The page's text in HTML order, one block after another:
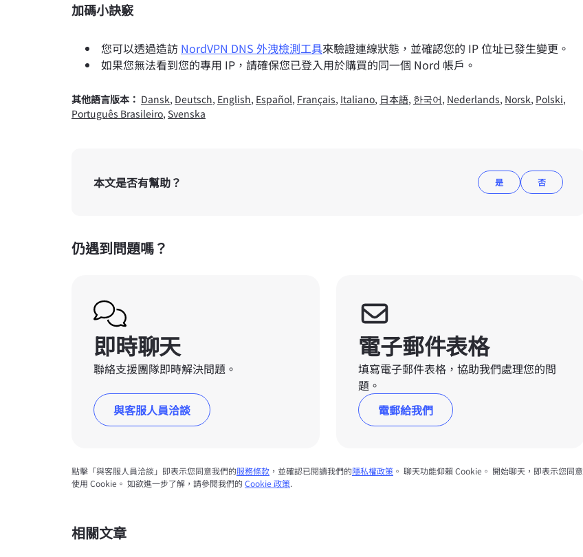
加碼小訣竅
您可以透過造訪 NordVPN DNS 外洩檢測工具來驗證連線狀態，並確認您的 IP 位址已發生變更。
如果您無法看到您的專用 IP，請確保您已登入用於購買的同一個 Nord 帳戶。
其他語言版本： Dansk, Deutsch, English, Español, Français, Italiano, 日本語, 한국어, Nederlands, Norsk, Polski,
Português Brasileiro, Svenska
本文是否有幫助？ 是 否
仍遇到問題嗎？
即時聊天
聯絡支援團隊即時解決問題。
與客服人員洽談
電子郵件表格
填寫電子郵件表格，協助我們處理您的問
題。
電郵給我們
點擊「與客服人員洽談」即表示您同意我們的服務條款 ，並確認已閱讀我們的隱私權政策 。 聊天功能仰賴 Cookie。 開始聊天，即表示您同意
使用 Cookie。 如欲進一步了解，請參閱我們的 Cookie 政策.
相關文章